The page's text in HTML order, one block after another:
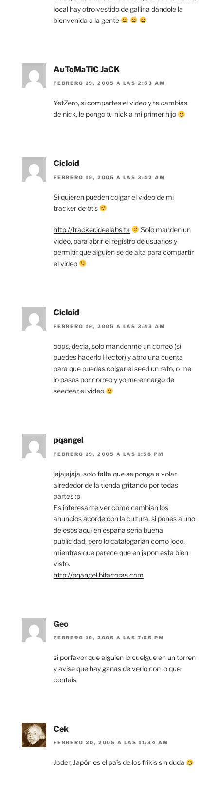
local hay otro vestido de gallina dándole la
bienvenida a la gente
AuToMaTiC JaCK
FEBRERO 19, 2005 A LAS 2:53 AM
YetZero, si compartes el video y te cambias
de nick, le pongo tu nick a mi primer hijo
Cicloid
FEBRERO 19, 2005 A LAS 3:42 AM
Si quieren pueden colgar el video de mi
tracker de bt’s
http://tracker.idealabs.tk
Solo manden un
video, para abrir el registro de usuarios y
permitir que alguien se de alta para compartir
el video
Cicloid
FEBRERO 19, 2005 A LAS 3:43 AM
oops, decia, solo mandenme un correo (si
puedes hacerlo Hector) y abro una cuenta
para que puedas colgar el seed un rato, o me
lo pasas por correo y yo me encargo de
seedear el video
pqangel
FEBRERO 19, 2005 A LAS 1:58 PM
jajajajaja, solo falta que se ponga a volar
alrededor de la tienda gritando por todas
partes :p
Es interesante ver como cambian los
anuncios acorde con la cultura, si pones a uno
de esos aqui en españa seria buena
publicidad, pero lo catalogarian como loco,
mientras que parece que en japon esta bien
visto.
http://pqangel.bitacoras.com
Geo
FEBRERO 19, 2005 A LAS 7:55 PM
si porfavor que alguien lo cuelgue en un torren
y avise que hay ganas de verlo con lo que
contais
Cek
FEBRERO 20, 2005 A LAS 11:34 AM
Joder, Japón es el país de los frikis sin duda